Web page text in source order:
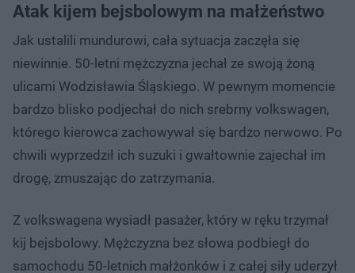
Atak kijem bejsbolowym na małżeństwo
Jak ustalili mundurowi, cała sytuacja zaczęła się
niewinnie. 50-letni mężczyzna jechał ze swoją żoną
ulicami Wodzisławia Śląskiego. W pewnym momencie
bardzo blisko podjechał do nich srebrny volkswagen,
którego kierowca zachowywał się bardzo nerwowo. Po
chwili wyprzedził ich suzuki i gwałtownie zajechał im
drogę, zmuszając do zatrzymania.
Z volkswagena wysiadł pasażer, który w ręku trzymał
kij bejsbolowy. Mężczyzna bez słowa podbiegł do
samochodu 50-letnich małżonków i z całej siły uderzył